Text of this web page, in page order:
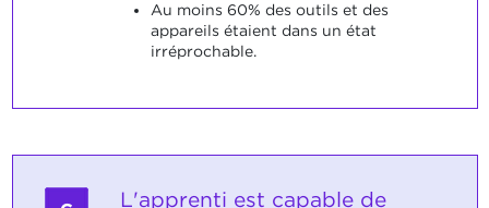
Au moins 60% des outils et des
appareils étaient dans un état
irréprochable.
L'apprenti est capable de